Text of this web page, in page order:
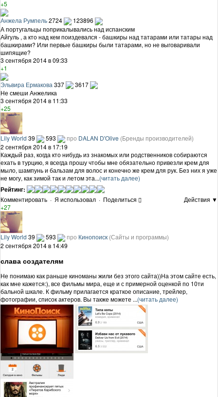
+5
Анжела Румпель2724
123896
А португальцы поприкалывались над испанским
Айгуль , а кто над кем поиздевался - башкиры над татарами или татары над
башкирами? Или первые башкиры были татарами, но не выговаривали
шипящие?
3 сентября 2014 в 09:33
+1
Эльвира Ермакова 337
3617
Не смеши Анжелика
3 сентября 2014 в 11:33
+25
Lily World 39 593 про DALAN D'Olive (Бренды производителей)
2 сентября 2014 в 17:19
Каждый раз, когда кто нибудь из знакомых или родственников собираются
ехать в турцию, я всегда прошу чтобы мне обязательно привезли крем для
мыло, шампунь и бальзам для волос и конечно же крем для рук. Без них я уже
не могу, как зимой так и летом эта...(читать далее)
Рейтинг:
Комментировать · Я использовал · Поделиться
Действия ▼
+27
Lily World 39 593 про Кинопоиск (Сайты и программы)
2 сентября 2014 в 14:49
слава создателям
Не понимаю как раньше киноманы жили без этого сайта))На этом сайте есть,
как мне кажется:), все фильмы мира, еще и с примерной оценкой по 10ти
бальной шкале. К фильму прилагается краткое описание, трейлер,
фотографии, список актеров. Вы также можете ...(читать далее)